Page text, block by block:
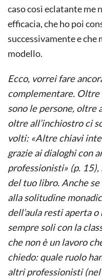
caso così eclatante me
efficacia, che ho poi
successivamente e che
modello.
Ecco, vorrei fare
complementare.
sono le persone, oltre
oltre all’inchiostro ci
volti: «Altre chiavi
grazie ai dialoghi con
professionisti» (p. 15),
del tuo libro. Anche
alla solitudine
dell’aula resti aperta
sempre soli con la
che non è un lavoro
chiedo: quale ruolo
altri professionisti